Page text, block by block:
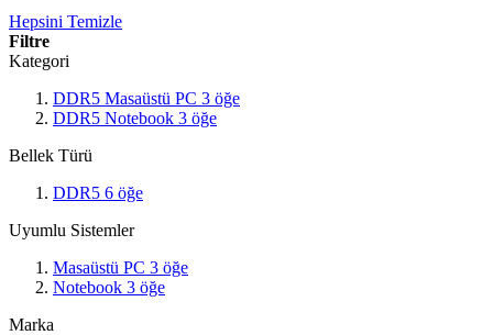
Hepsini Temizle
Filtre
Kategori
DDR5 Masaüstü PC 3 öğe
DDR5 Notebook 3 öğe
Bellek Türü
DDR5 6 öğe
Uyumlu Sistemler
Masaüstü PC 3 öğe
Notebook 3 öğe
Marka